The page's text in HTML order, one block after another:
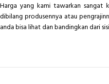
Harga yang kami tawarkan
dibilang produsennya atau
anda bisa lihat dan bandingkan dari